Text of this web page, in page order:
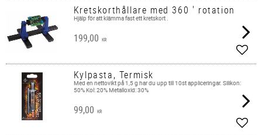
Kretskorthållare med 360 ' rotation
Hjälp för att klämma fast ett kretskort .
199,00 KR
Kylpasta, Termisk
Med en nettovikt på 1,5 g har du upp till 10st appliceringar. Silikon:
50% Kol: 20% Metalloxid: 30%
99,00 KR